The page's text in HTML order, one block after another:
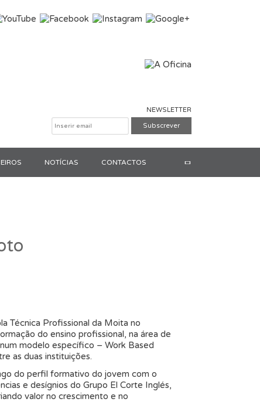
NEWSLETTER
NOTÍCIAS CONTACTOS Pesquisar
Técnica Profissional da Moita no
do ensino profissional, na área de
modelo específico – Work Based
as duas instituições.
do perfil formativo do jovem com o
e desígnios do Grupo El Corte Inglés,
valor no crescimento e no